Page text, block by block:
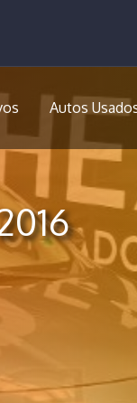
Autos